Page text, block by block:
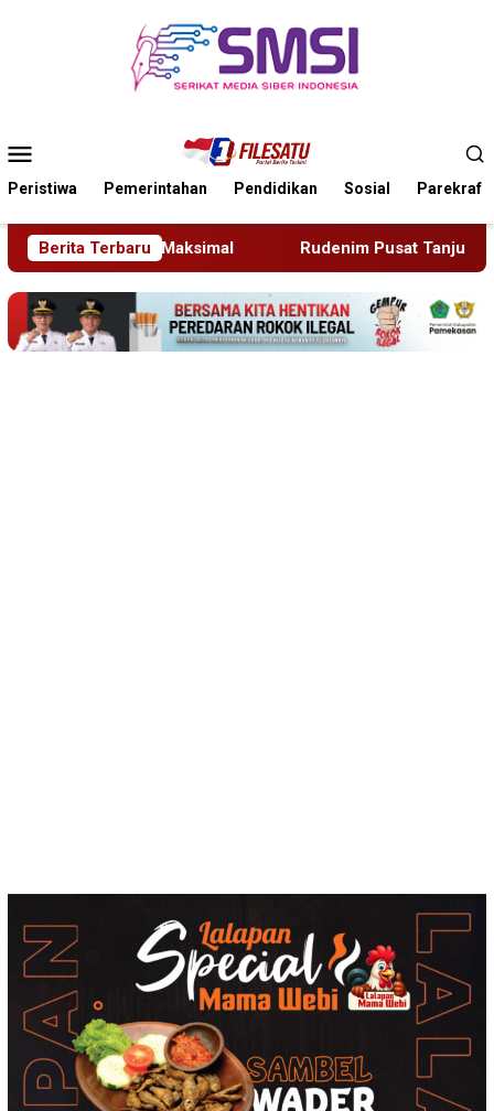
Mobile
Peristiwa Pemerintahan Pendidikan Sosial Parekraf
Berita Terbaru
Rudenim Pusat Tanjung Pinang Deportasi 25 Warga